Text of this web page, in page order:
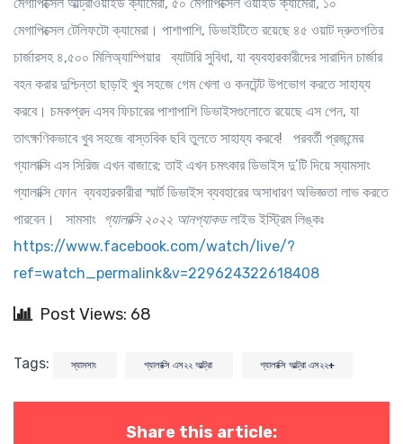
মেগাপিক্সেল আল্ট্রাওয়াইড ক্যামেরা, ৫০ মেগাপিক্সেল ওয়াইড ক্যামেরা, ১০
মেগাপিক্সেল টেলিফটো ক্যামেরা। পাশাপাশি, ডিভাইটিতে রয়েছে ৪৫ ওয়াট দ্রুতগতির
চার্জারসহ ৪,৫০০ মিলিঅ্যাম্পিয়ার ব্যাটারি সুবিধা, যা ব্যবহারকারীদের সারাদিন চার্জার
বহন করার দুশ্চিন্তা ছাড়াই খুব সহজে গেম খেলা ও কনটেন্ট উপভোগ করতে সাহায্য
করবে। চমকপ্রদ এসব ফিচারের পাশাপাশি ডিভাইসগুলোতে রয়েছে এস পেন, যা
তাৎক্ষণিকভাবে খুব সহজে বাস্তবিক ছবি তুলতে সাহায্য করবে! পরবর্তী প্রজন্মের
গ্যালাক্সি এস সিরিজ এখন বাজারে; তাই এখন চমৎকার ডিভাইস দু’টি দিয়ে স্যামসাং
গ্যালাক্সি ফোন ব্যবহারকারীরা স্মার্ট ডিভাইস ব্যবহারের অসাধারণ অভিজ্ঞতা লাভ করতে
পারবেন। সামসাং গ্যালাক্সি২০২২ আনপ্যাকডলাইভ ইস্ট্রিম লিঙ্কঃ
https://www.facebook.com/watch/live/?
ref=watch_permalink&v=229624322618408
Post Views: 68
Tags: স্যামসাং গ্যালাক্সি এস২২ আল্ট্রা গ্যালাক্সি আল্ট্রা এস২২+
Share this article: